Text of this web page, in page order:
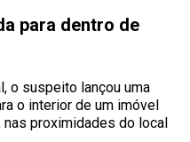
para dentro de
o suspeito lançou uma
o interior de um imóvel
proximidades do local